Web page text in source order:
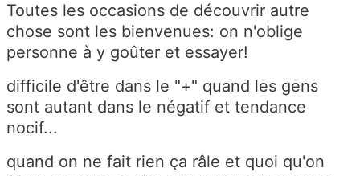
Toutes les occasions de découvrir autre
chose sont les bienvenues: on n'oblige
personne à y goûter et essayer!
difficile d'être dans le "+" quand les gens
sont autant dans le négatif et tendance
nocif...
quand on ne fait rien ça râle et quoi qu'on